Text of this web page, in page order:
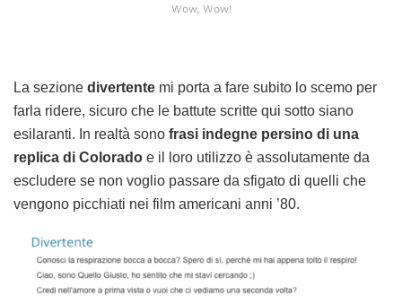
Wow, Wow!
La sezione divertente mi porta a fare subito lo scemo per
farla ridere, sicuro che le battute scritte qui sotto siano
esilaranti. In realtà sono frasi indegne persino di una
replica di Colorado e il loro utilizzo è assolutamente da
escludere se non voglio passare da sfigato di quelli che
vengono picchiati nei film americani anni ’80.